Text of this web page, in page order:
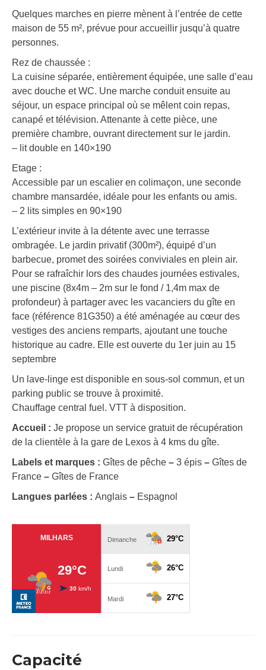
Quelques marches en pierre mènent à l’entrée de cette
maison de 55 m², prévue pour accueillir jusqu’à quatre
personnes.
Rez de chaussée :
La cuisine séparée, entièrement équipée, une salle d’eau
avec douche et WC. Une marche conduit ensuite au
séjour, un espace principal où se mêlent coin repas,
canapé et télévision. Attenante à cette pièce, une
première chambre, ouvrant directement sur le jardin.
– lit double en 140×190
Etage :
Accessible par un escalier en colimaçon, une seconde
chambre mansardée, idéale pour les enfants ou amis.
– 2 lits simples en 90×190
L’extérieur invite à la détente avec une terrasse
ombragée. Le jardin privatif (300m²), équipé d’un
barbecue, promet des soirées conviviales en plein air.
Pour se rafraîchir lors des chaudes journées estivales,
une piscine (8x4m – 2m sur le fond / 1,4m max de
profondeur) à partager avec les vacanciers du gîte en
face (référence 81G350) a été aménagée au cœur des
vestiges des anciens remparts, ajoutant une touche
historique au cadre. Elle est ouverte du 1er juin au 15
septembre
Un lave-linge est disponible en sous-sol commun, et un
parking public se trouve à proximité.
Chauffage central fuel. VTT à disposition.
Accueil : Je propose un service gratuit de récupération
de la clientèle à la gare de Lexos à 4 kms du gîte.
Labels et marques : Gîtes de pêche – 3 épis – Gîtes de
France – Gîtes de France
Langues parlées : Anglais – Espagnol
Capacité